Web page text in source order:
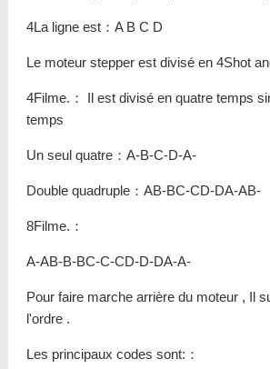
4La ligne est：A B C D
Le moteur stepper est divisé en 4Shot
4Filme.： Il est divisé en quatre temps
temps
Un seul quatre：A-B-C-D-A-
Double quadruple：AB-BC-CD-DA-AB-
8Filme.：
A-AB-B-BC-C-CD-D-DA-A-
Pour faire marche arrière du moteur , Il
l'ordre .
Les principaux codes sont:：